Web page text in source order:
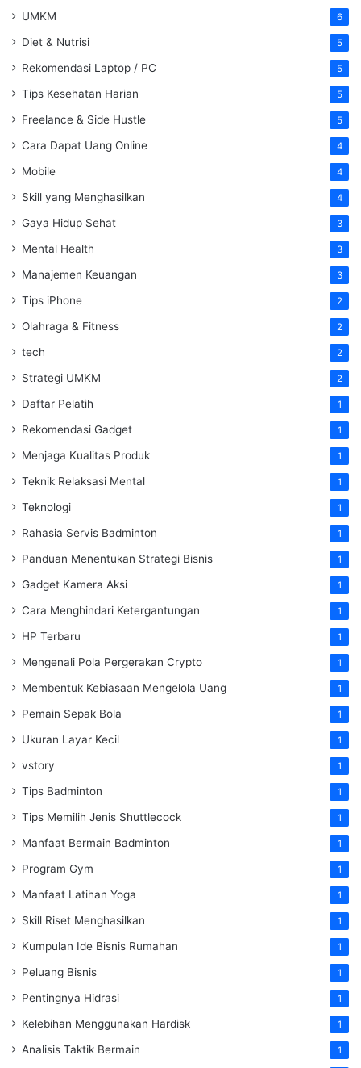
UMKM 6
Diet & Nutrisi 5
Rekomendasi Laptop / PC 5
Tips Kesehatan Harian 5
Freelance & Side Hustle 5
Cara Dapat Uang Online 4
Mobile 4
Skill yang Menghasilkan 4
Gaya Hidup Sehat 3
Mental Health 3
Manajemen Keuangan 3
Tips iPhone 2
Olahraga & Fitness 2
tech 2
Strategi UMKM 2
Daftar Pelatih 1
Rekomendasi Gadget 1
Menjaga Kualitas Produk 1
Teknik Relaksasi Mental 1
Teknologi 1
Rahasia Servis Badminton 1
Panduan Menentukan Strategi Bisnis 1
Gadget Kamera Aksi 1
Cara Menghindari Ketergantungan 1
HP Terbaru 1
Mengenali Pola Pergerakan Crypto 1
Membentuk Kebiasaan Mengelola Uang 1
Pemain Sepak Bola 1
Ukuran Layar Kecil 1
vstory 1
Tips Badminton 1
Tips Memilih Jenis Shuttlecock 1
Manfaat Bermain Badminton 1
Program Gym 1
Manfaat Latihan Yoga 1
Skill Riset Menghasilkan 1
Kumpulan Ide Bisnis Rumahan 1
Peluang Bisnis 1
Pentingnya Hidrasi 1
Kelebihan Menggunakan Hardisk 1
Analisis Taktik Bermain 1